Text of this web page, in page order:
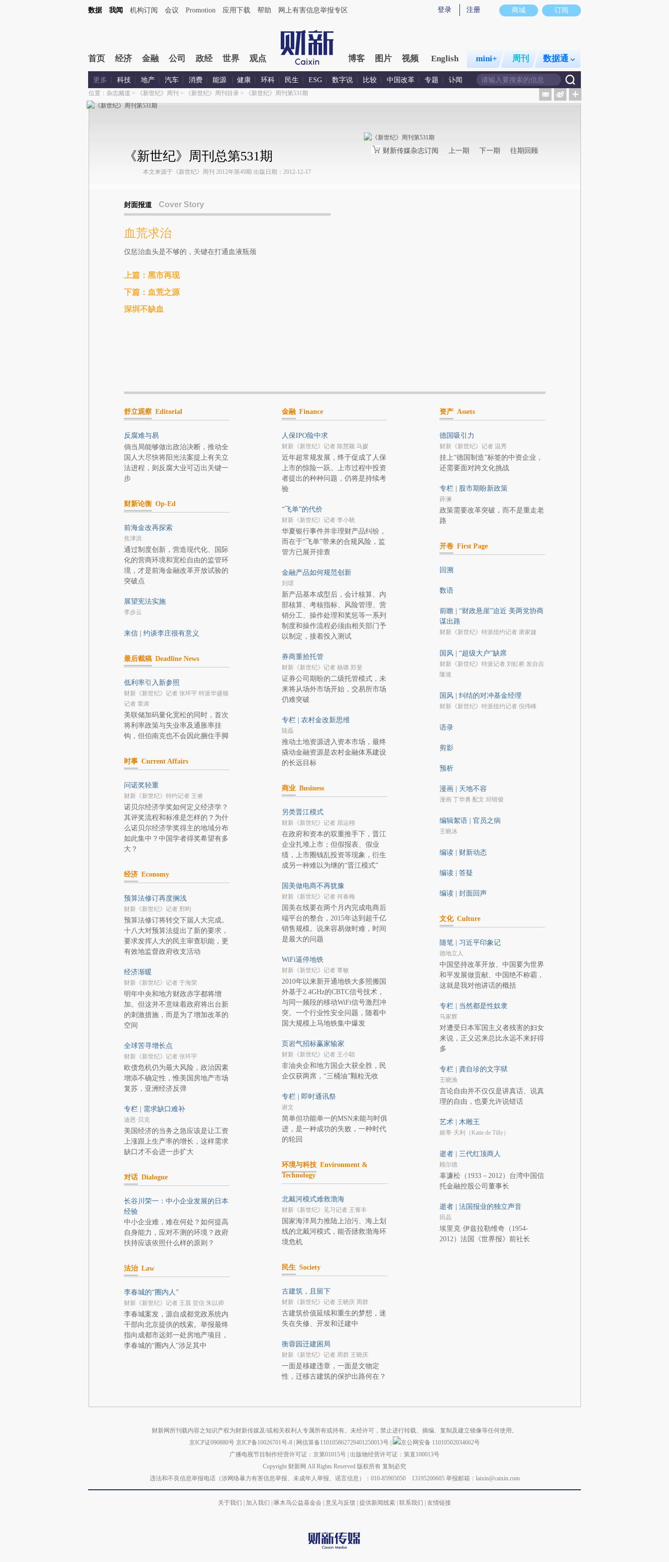
商城 订阅
登录 注册
数据 我闻 机构订阅 会议 Promotion 应用下载 帮助 网上有害信息举报专区
首页 经济 金融 公司 政经 世界 观点 博客 图片 视频 English mini+ 周刊 数据通
更多 科技 地产 汽车 消费 能源 健康 环科 民生 ESG 数字说 比较 中国改革 专题 讣闻
位置： 杂志频道 > 《新世纪》周刊 > 《新世纪》周刊目录> 《新世纪》周刊第531期
《新世纪》周刊总第531期
本文来源于《新世纪》周刊 2012年第49期 出版日期：2012-12-17
封面报道 Cover Story
血荒求治
仅惩治血头是不够的，关键在打通血液瓶颈
上篇：黑市再现
下篇：血荒之源
深圳不缺血
财新传媒杂志订阅 上一期 下一期 往期回顾
舒立观察 Editorial
反腐难与易
倘当局能够做出政治决断，推动全
国人大尽快将阳光法案提上有关立
法进程，则反腐大业可迈出关键一
步
财新论衡 Op-Ed
前海金改再探索
焦津洪
通过制度创新，营造现代化、国际
化的营商环境和宽松自由的监管环
境，才是前海金融改革开放试验的
突破点
展望宪法实施
李步云
来信 | 约谈李庄很有意义
最后截稿 Deadline News
低利率引入新参照
财新《新世纪》记者 张环宇 特派华盛顿
记者 章涛
美联储加码量化宽松的同时，首次
将利率政策与失业率及通胀率挂
钩，但伯南克也不会因此捆住手脚
时事 Current Affairs
问诺奖轻重
财新《新世纪》特约记者 王睿
诺贝尔经济学奖如何定义经济学？
其评奖流程和标准是怎样的？为什
么诺贝尔经济学奖得主的地域分布
如此集中？中国学者得奖希望有多
大？
经济 Economy
预算法修订再度搁浅
财新《新世纪》记者 邢昀
预算法修订将转交下届人大完成。
十八大对预算法提出了新的要求，
要求发挥人大的民主审查职能，更
有效地监督政府收支活动
经济渐暖
财新《新世纪》记者 于海荣
明年中央和地方财政赤字都将增
加。但这并不意味着政府将出台新
的刺激措施，而是为了增加改革的
空间
全球苦寻增长点
财新《新世纪》记者 张环宇
欧债危机仍为最大风险，政治因素
增添不确定性，惟美国房地产市场
复苏，亚洲经济反弹
专栏 | 需求缺口难补
迪恩·贝克
美国经济的当务之急应该是让工资
上涨跟上生产率的增长，这样需求
缺口才不会进一步扩大
对话 Dialogue
长谷川荣一：中小企业发展的日本
经验
中小企业难，难在何处？如何提高
自身能力，应对不测的环境？政府
扶持应该依照什么样的原则？
法治 Law
李春城的“圈内人”
财新《新世纪》记者 王晨 贺信 朱以师
李春城案发，源自成都党政系统内
干部向北京提供的线索。举报最终
指向成都市远郊一处房地产项目，
李春城的“圈内人”涉足其中
金融 Finance
人保IPO险中求
财新《新世纪》记者 陈慧颖 马媛
近年超常规发展，终于促成了人保
上市的惊险一跃。上市过程中投资
者提出的种种问题，仍将是持续考
验
“飞单”的代价
财新《新世纪》记者 李小晓
华夏银行事件并非理财产品纠纷，
而在于“飞单”带来的合规风险，监
管方已展开排查
金融产品如何规范创新
刘珺
新产品基本成型后，会计核算、内
部核算、考核指标、风险管理、营
销分工、操作处理和奖惩等一系列
制度和操作流程必须由相关部门予
以制定，接着投入测试
券商重拾托管
财新《新世纪》记者 杨璐 郑斐
证券公司期盼的二级托管模式，未
来将从场外市场开始，交易所市场
仍难突破
专栏 | 农村金改新思维
陆磊
推动土地资源进入资本市场，最终
撬动金融资源是农村金融体系建设
的长远目标
商业 Business
另类晋江模式
财新《新世纪》记者 屈运栩
在政府和资本的双重推手下，晋江
企业扎堆上市；但假报表、假业
绩，上市圈钱乱投资等现象，衍生
成另一种难以为继的“晋江模式”
国美做电商不再犹豫
财新《新世纪》记者 何春梅
国美在线要在两个月内完成电商后
端平台的整合，2015年达到超千亿
销售规模。说来容易做时难，时间
是最大的问题
WiFi逼停地铁
财新《新世纪》记者 覃敏
2010年以来新开通地铁大多照搬国
外基于2.4GHz的CBTC信号技术，
与同一频段的移动WiFi信号激烈冲
突。一个行业性安全问题，随着中
国大规模上马地铁集中爆发
页岩气招标赢家输家
财新《新世纪》记者 王小聪
非油央企和地方国企大获全胜，民
企仅获两席，“三桶油”颗粒无收
专栏 | 即时通讯祭
谢文
简单但功能单一的MSN未能与时俱
进，是一种成功的失败，一种时代
的轮回
环境与科技 Environment &
Technology
北戴河模式难救渤海
财新《新世纪》见习记者 王箐丰
国家海洋局力推陆上治污、海上划
线的北戴河模式，能否拯救渤海环
境危机
民生 Society
古建筑，且留下
财新《新世纪》记者 王晓庆 周群
古建筑价值延续和重生的梦想，迷
失在失修、开发和迁建中
衡蓉园迁建困局
财新《新世纪》记者 周群 王晓庆
一面是移建违章，一面是文物定
性，迁移古建筑的保护出路何在？
资产 Assets
德国吸引力
财新《新世纪》记者 温秀
挂上“德国制造”标签的中资企业，
还需要面对跨文化挑战
专栏 | 股市期盼新政策
薛澜
政策需要改革突破，而不是重走老
路
开卷 First Page
回溯
数语
前瞻 | “财政悬崖”迫近 美两党协商
谋出路
财新《新世纪》特派纽约记者 唐家婕
国风 | “超级大户”缺席
财新《新世纪》特派记者 刘虹桥 发自吉
隆坡
国风 | 纠结的对冲基金经理
财新《新世纪》特派纽约记者 倪伟峰
语录
剪影
预析
漫画 | 天地不容
漫画 丁华勇 配文 邱锴俊
编辑絮语 | 官员之病
王晓冰
编读 | 财新动态
编读 | 答疑
编读 | 封面回声
文化 Culture
随笔 | 习近平印象记
德地立人
中国坚持改革开放、中国要为世界
和平发展做贡献、中国绝不称霸，
这就是我对他讲话的概括
专栏 | 当然都是性奴隶
马家辉
对遭受日本军国主义者残害的妇女
来说，正义迟来总比永远不来好得
多
专栏 | 龚自珍的文字狱
王晓渔
言论自由并不仅仅是讲真话、说真
理的自由，也要允许说错话
艺术 | 木雕王
姬蒂·天利（Katie de Tilly）
逝者 | 三代红顶商人
顾尔德
辜濂松（1933－2012）台湾中国信
托金融控股公司董事长
逝者 | 法国报业的独立声音
田晶
埃里克·伊兹拉勒维奇（1954-
2012）法国《世界报》前社长
财新网所刊载内容之知识产权为财新传媒及/或相关权利人专属所有或持有。未经许可，禁止进行转载、摘编、复制及建立镜像等任何使用。
京ICP证090880号 京ICP备10026701号-8 网信算备110105862729401250013号
京公网安备 11010502034662号
广播电视节目制作经营许可证：京第01015号 出版物经营许可证：第直100013号
Copyright 财新网 All Rights Reserved 版权所有 复制必究
违法和不良信息举报电话（涉网络暴力有害信息举报、未成年人举报、谣言信息）：010-85905050 13195200605 举报邮箱：laixin@caixin.com
关于我们 加入我们 啄木鸟公益基金会 意见与反馈 提供新闻线索 联系我们 友情链接